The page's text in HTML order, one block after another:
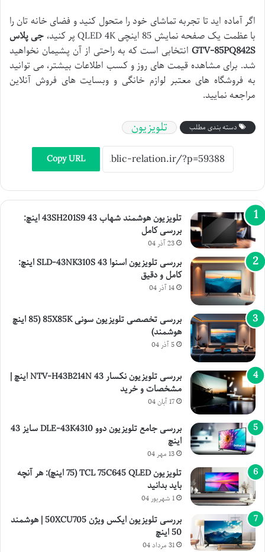
اگر آماده اید تا تجربه تماشای خود را متحول کنید و فضای خانه تان را
با عظمت یک صفحه نمایش 85 اینچی QLED 4K پر کنید،
جی پلاس
GTV-85PQ842S انتخابی است که به راحتی از آن پشیمان نخواهید
شد. برای مشاهده قیمت های روز و کسب اطلاعات بیشتر، می توانید
به فروشگاه های معتبر لوازم خانگی و وبسایت های فروش آنلاین
مراجعه نمایید.
دسته بندی مطلب تلویزیون
Copy URL
تلویزیون هوشمند شهاب 43SH201S9 43 اینچ:
بررسی کامل
23 آذر 04
بررسی تلویزیون اسنوا SLD-43NK310S 43 اینچ:
کامل و دقیق
14 آذر 04
بررسی تخصصی تلویزیون سونی 85X85K (85 اینچ
هوشمند)
5 آذر 04
بررسی تلویزیون نکسار NTV-H43B214N 43 اینچ |
مشخصات و خرید
17 آبان 04
بررسی جامع تلویزیون دوو DLE-43K4310 سایز 43
اینچ
13 مهر 04
تلویزیون TCL 75C645 QLED (75 اینچ): هر آنچه
باید بدانید
1 شهریور 04
بررسی تلویزیون ایکس ویژن 50XCU705 | هوشمند
50 اینچ
31 مرداد 04